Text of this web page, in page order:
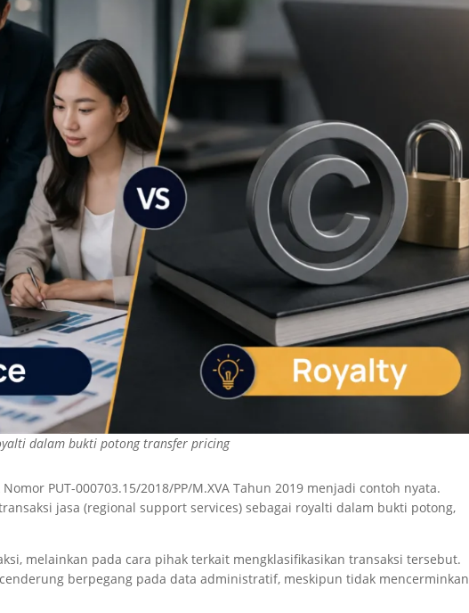
dalam bukti potong transfer pricing
PUT-000703.15/2018/PP/M.XVA Tahun 2019 menjadi contoh nyata.
jasa (regional support services) sebagai royalti dalam bukti potong,
melainkan pada cara pihak terkait mengklasifikasikan transaksi tersebut.
berpegang pada data administratif, meskipun tidak mencerminkan